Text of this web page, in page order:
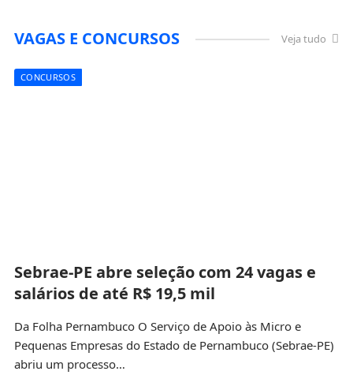
VAGAS E CONCURSOS Veja tudo
CONCURSOS
Sebrae-PE abre seleção com 24 vagas e
salários de até R$ 19,5 mil
Da Folha Pernambuco O Serviço de Apoio às Micro e
Pequenas Empresas do Estado de Pernambuco (Sebrae-PE)
abriu um processo…